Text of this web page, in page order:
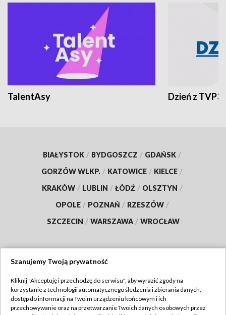
TalentAsy Dzień z TVP3
BIAŁYSTOK / BYDGOSZCZ / GDAŃSK /
GORZÓW WLKP. / KATOWICE / KIELCE /
KRAKÓW / LUBLIN / ŁÓDŹ / OLSZTYN /
OPOLE / POZNAŃ / RZESZÓW /
SZCZECIN / WARSZAWA / WROCŁAW
TVP
Abonament TVP
Regulamin TVP
Szanujemy Twoją prywatność
Kliknij "Akceptuję i przechodzę do serwisu", aby wyrazić zgody na
korzystanie z technologii automatycznego śledzenia i zbierania danych,
dostęp do informacji na Twoim urządzeniu końcowym i ich
przechowywanie oraz na przetwarzanie Twoich danych osobowych przez